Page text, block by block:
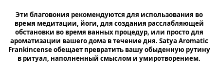
Эти благовония рекомендуются для использования во
время медитации, йоги, для создания расслабляющей
обстановки во время ванных процедур, или просто для
ароматизации вашего дома в течение дня. Satya Aromatic
Frankincense обещает превратить вашу обыденную рутину
в ритуал, наполненный смыслом и умиротворением.